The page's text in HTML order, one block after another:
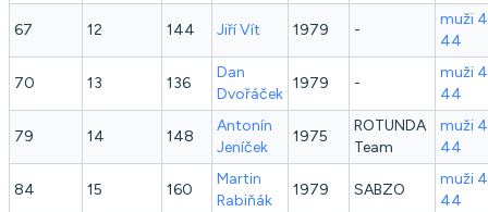
67 12 144 JiříVít 1979 -
muži
44
70 13 136
Dan
Dvořáček
1979 -
muži
44
79 14 148
Antonín
Jeníček
1975
ROTUNDA
Team
muži
44
84 15 160
Martin
Rabiňák
1979 SABZO
muži
44